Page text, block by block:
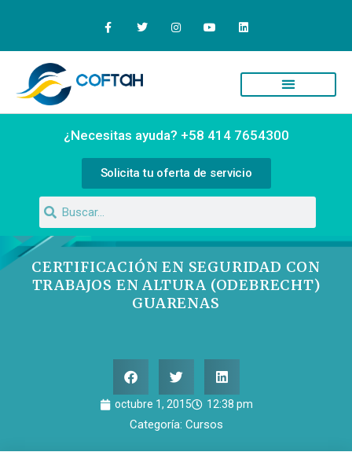
¿Necesitas ayuda? +58 414 7654300
Solicita tu oferta de servicio
CERTIFICACIÓN EN SEGURIDAD CON
TRABAJOS EN ALTURA (ODEBRECHT)
GUARENAS
octubre 1, 2015 12:38 pm
Categoría: Cursos